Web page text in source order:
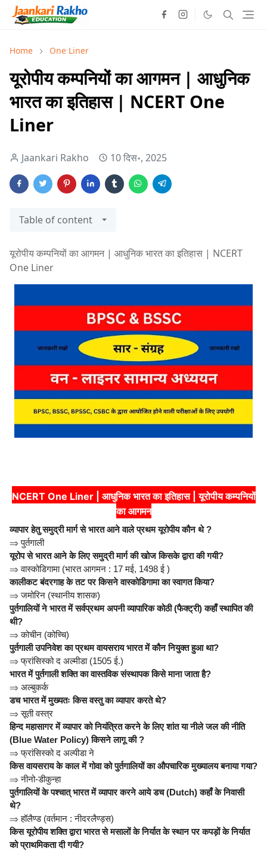
Home One Liner
यूरोपीय कम्पनियों का आगमन | आधुनिक
भारत का इतिहास | NCERT One
Liner
Jaankari Rakho 10 दिस॰, 2025
Table of content
यूरोपीय कम्पनियों का आगमन | आधुनिक भारत का इतिहास | NCERT
One Liner
NCERT One Liner | आधुनिक भारत का इतिहास | यूरोपीय कम्पनियों
का आगमन
व्यापार हेतु समुद्री मार्ग से भारत आने वाले प्रथम यूरोपीय कौन थे ?
⇒ पुर्तगाली
यूरोप से भारत आने के लिए समुद्री मार्ग की खोज किसके द्वारा की गयी?
⇒ वास्कोडिगामा (भारत आगमन : 17 मई, 1498 ई )
कालीकट बंदरगाह के तट पर किसने वास्कोडिगामा का स्वागत किया?
⇒ जमोरिन (स्थानीय शासक)
पुर्तगालियों ने भारत में सर्वप्रथम अपनी व्यापारिक कोठी (फैक्ट्री) कहाँ स्थापित की
थी?
⇒कोचीन (कोच्चि)
पुर्तगाली उपनिवेश का प्रथम वायसराय भारत में कौन नियुक्त हुआ था?
⇒ फ्रांसिस्को द अल्मीडा (1505 ई.)
भारत में पुर्तगाली शक्ति का वास्तविक संस्थापक किसे माना जाता है?
⇒ अल्बुकर्क
डच भारत में मुख्यतः किस वस्तु का व्यापार करते थे?
⇒सूती वस्त्र
हिन्द महासागर में व्यापार को नियंत्रित करने के लिए शांत या नीले जल की नीति
(Blue Water Policy) किसने लागू की ?
⇒फ्रांसिस्को द अल्पीडा ने
किस वायसराय के काल में गोवा को पुर्तगालियों का औपचारिक मुख्यालय बनाया गया?
⇒नीनो-डीकुन्हा
पुर्तगालियों के पश्चात् भारत में व्यापार करने आये डच (Dutch) कहाँ के निवासी
थे?
⇒हॉलैण्ड (वर्तमान : नीदरलैण्ड्स)
किस यूरोपीय शक्ति द्वारा भारत से मसालों के निर्यात के स्थान पर कपड़ों के निर्यात
को प्राथमिकता दी गयी?